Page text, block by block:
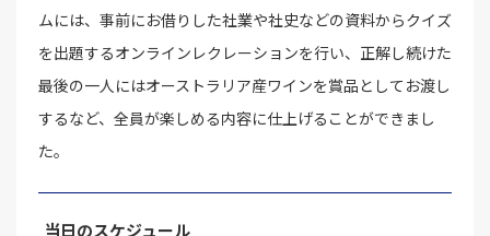
ムには、事前にお借りした社業や社史などの資料からクイズ
を出題するオンラインレクレーションを行い、正解し続けた
最後の一人にはオーストラリア産ワインを賞品としてお渡し
するなど、全員が楽しめる内容に仕上げることができまし
た。
当日のスケジュール